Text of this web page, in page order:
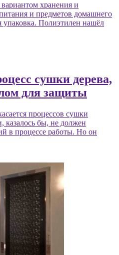
хранения и
и предметов домашнего
упаковка. Полиэтилен нашёл
сушки дерева,
для защиты
процессов сушки
казалось бы, не должен
в процессе работы. Но он